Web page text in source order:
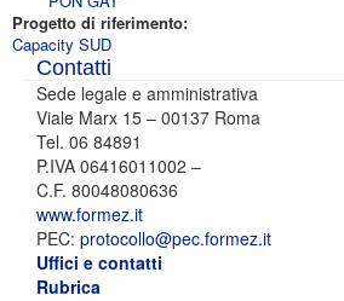
Progetto di riferimento:
Capacity SUD
Contatti
Sede legale e amministrativa
Viale Marx 15 – 00137 Roma
Tel. 06 84891
P.IVA 06416011002 –
C.F. 80048080636
www.formez.it
PEC: protocollo@pec.formez.it
Uffici e contatti
Rubrica